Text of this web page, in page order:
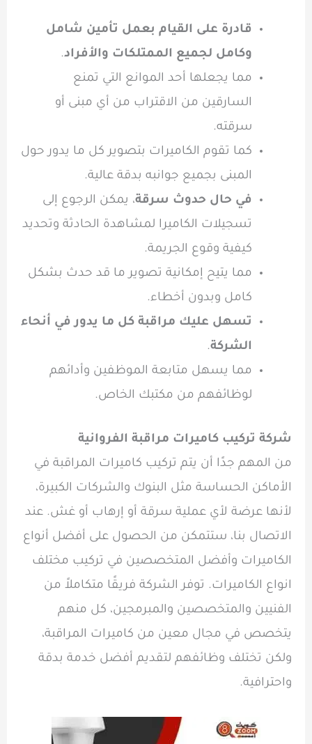
قادرة على القيام بعمل تأمين شامل
وكامل لجميع الممتلكات والأفراد.
مما يجعلها أحد الموانع التي تمنع
السارقين من الاقتراب من أي مبنى أو
سرقته.
كما تقوم الكاميرات بتصوير كل ما يدور حول
المبنى بجميع جوانبه بدقة عالية.
في حال حدوث سرقة، يمكن الرجوع إلى
تسجيلات الكاميرا لمشاهدة الحادثة وتحديد
كيفية وقوع الجريمة.
مما يتيح إمكانية تصوير ما قد حدث بشكل
كامل وبدون أخطاء.
تسهل عليك مراقبة كل ما يدور في أنحاء
الشركة.
مما يسهل متابعة الموظفين وأدائهم
لوظائفهم من مكتبك الخاص.
شركة تركيب كاميرات مراقبة الفروانية
من المهم جدًا أن يتم تركيب كاميرات المراقبة في
الأماكن الحساسة مثل البنوك والشركات الكبيرة،
لأنها عرضة لأي عملية سرقة أو إرهاب أو غش. عند
الاتصال بنا، ستتمكن من الحصول على أفضل أنواع
الكاميرات وأفضل المتخصصين في تركيب مختلف
انواع الكاميرات. توفر الشركة فريقًا متكاملاً من
الفنيين والمتخصصين والمبرمجين، كل منهم
يتخصص في مجال معين من كاميرات المراقبة،
ولكن تختلف وظائفهم لتقديم أفضل خدمة بدقة
واحترافية.